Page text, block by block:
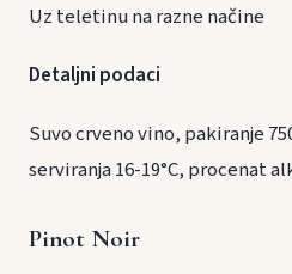
Uz teletinu na razne načine
Detaljni podaci
Suvo crveno vino, pakiranje
serviranja 16-19°C, procenat
Pinot Noir